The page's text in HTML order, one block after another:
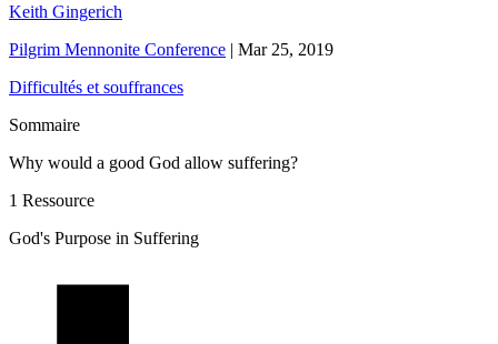
Keith Gingerich
Pilgrim Mennonite Conference | Mar 25, 2019
Difficultés et souffrances
Sommaire
Why would a good God allow suffering?
1 Ressource
God's Purpose in Suffering